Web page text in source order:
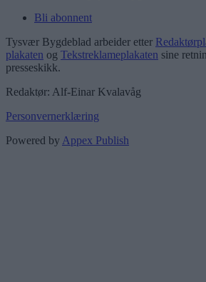
Bli abonnent
Tysvær Bygdeblad arbeider etter
plakaten og Tekstreklameplakaten sine
presseskikk.
Redaktør: Alf-Einar Kvalavåg
Personvernerklæring
Powered by Appex Publish